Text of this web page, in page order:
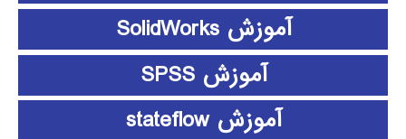
آموزش SolidWorks
آموزش SPSS
آموزش stateflow